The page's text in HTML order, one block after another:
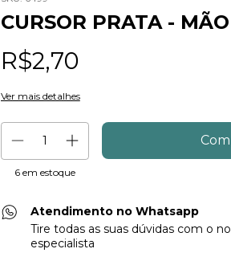
CURSOR PRATA -
R$2,70
Ver mais detalhes
6em estoque
Atendimento no Whatsapp
Tire todas as suas dúvidas com o
especialista